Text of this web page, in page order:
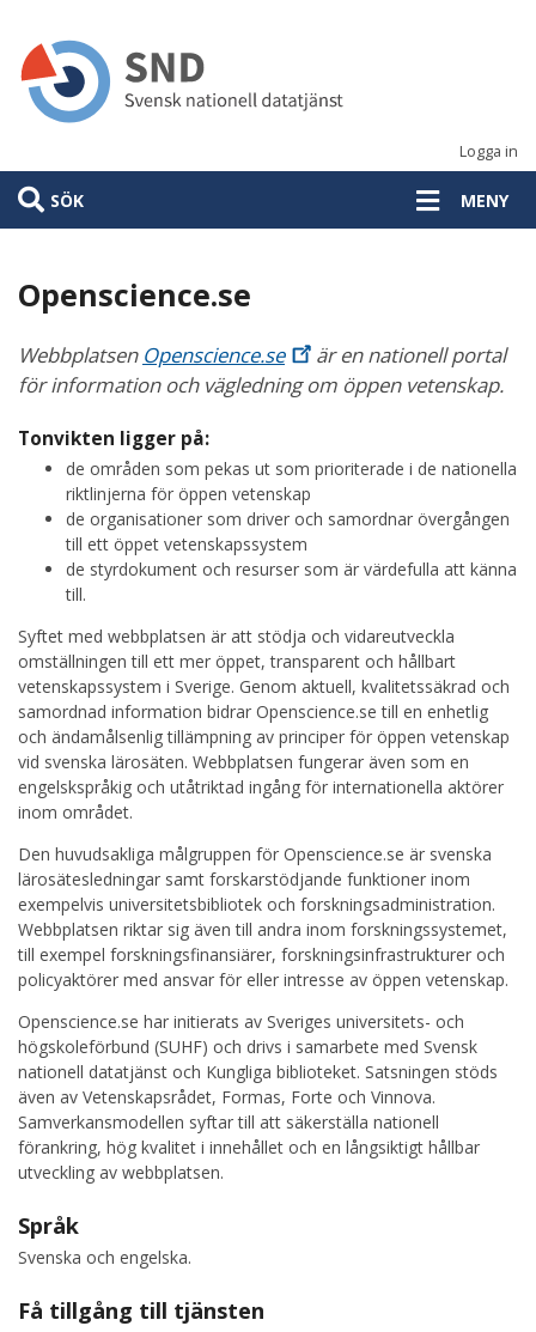
huvudinnehåll
Logga in
SÖK MENY
Openscience.se
Webbplatsen Openscience.se
är en nationell portal
för information och vägledning om öppen vetenskap.
Tonvikten ligger på:
de områden som pekas ut som prioriterade i de nationella
riktlinjerna för öppen vetenskap
de organisationer som driver och samordnar övergången
till ett öppet vetenskapssystem
de styrdokument och resurser som är värdefulla att känna
till.
Syftet med webbplatsen är att stödja och vidareutveckla
omställningen till ett mer öppet, transparent och hållbart
vetenskapssystem i Sverige. Genom aktuell, kvalitetssäkrad och
samordnad information bidrar Openscience.se till en enhetlig
och ändamålsenlig tillämpning av principer för öppen vetenskap
vid svenska lärosäten. Webbplatsen fungerar även som en
engelskspråkig och utåtriktad ingång för internationella aktörer
inom området.
Den huvudsakliga målgruppen för Openscience.se är svenska
lärosätesledningar samt forskarstödjande funktioner inom
exempelvis universitetsbibliotek och forskningsadministration.
Webbplatsen riktar sig även till andra inom forskningssystemet,
till exempel forskningsfinansiärer, forskningsinfrastrukturer och
policyaktörer med ansvar för eller intresse av öppen vetenskap.
Openscience.se har initierats av Sveriges universitets- och
högskoleförbund (SUHF) och drivs i samarbete med Svensk
nationell datatjänst och Kungliga biblioteket. Satsningen stöds
även av Vetenskapsrådet, Formas, Forte och Vinnova.
Samverkansmodellen syftar till att säkerställa nationell
förankring, hög kvalitet i innehållet och en långsiktigt hållbar
utveckling av webbplatsen.
Språk
Svenska och engelska.
Få tillgång till tjänsten